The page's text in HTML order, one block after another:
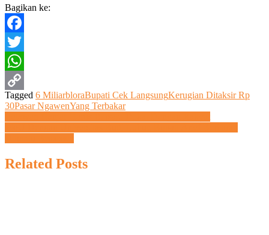
Bagikan ke:
Facebook
Twitter
WhatsApp
Copy
Tagged 6 MiliarbloraBupati Cek LangsungKerugian Ditaksir Rp
30Pasar NgawenYang Terbakar
Navigasi
pos
Related Posts